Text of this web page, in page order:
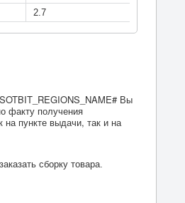
2.7
Вы
факту получения
пункте выдачи, так и на
сборку товара.